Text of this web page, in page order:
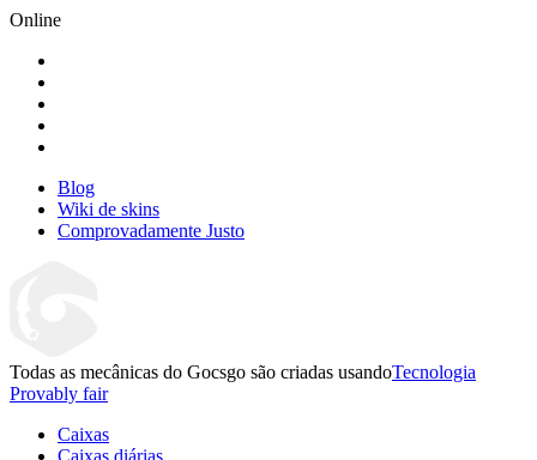
Online
Blog
Wiki de skins
Comprovadamente Justo
Todas as mecânicas do Gocsgo são criadas usandoTecnologia
Provably fair
Caixas
Caixas diárias